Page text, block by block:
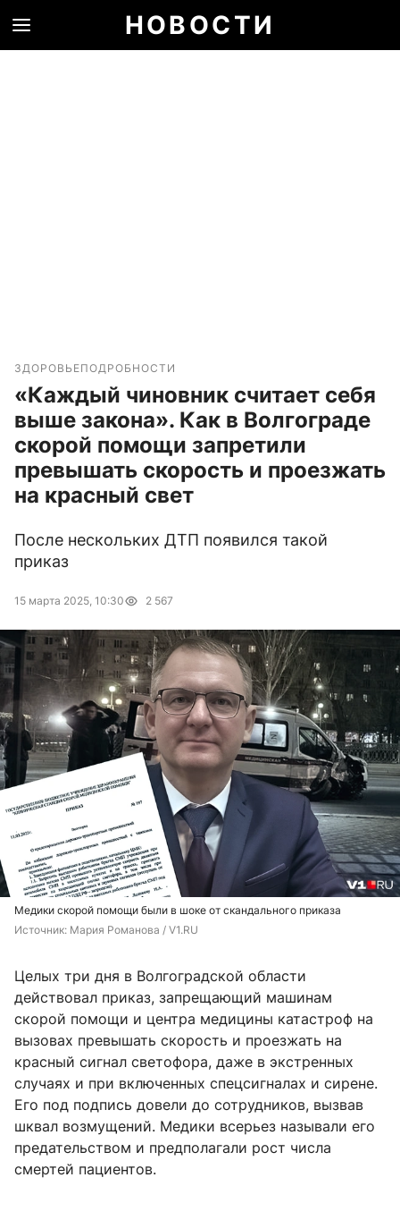
НОВОСТИ
ЗДОРОВЬЕПОДРОБНОСТИ
«Каждый чиновник считает себя
выше закона». Как в Волгограде
скорой помощи запретили
превышать скорость и проезжать
на красный свет
После нескольких ДТП появился такой
приказ
15 марта 2025, 10:30 2 567
Медики скорой помощи были в шоке от скандального приказа
Источник: Мария Романова / V1.RU
Целых три дня в Волгоградской области
действовал приказ, запрещающий машинам
скорой помощи и центра медицины катастроф на
вызовах превышать скорость и проезжать на
красный сигнал светофора, даже в экстренных
случаях и при включенных спецсигналах и сирене.
Его под подпись довели до сотрудников, вызвав
шквал возмущений. Медики всерьез называли его
предательством и предполагали рост числа
смертей пациентов.